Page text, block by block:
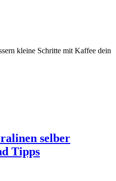
kleine Schritte mit Kaffee dein
selber
Tipps